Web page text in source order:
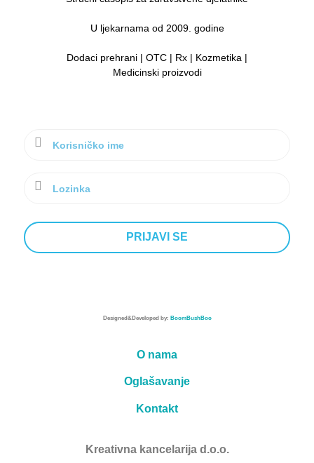
U ljekarnama od 2009. godine
Dodaci prehrani | OTC | Rx | Kozmetika |
Medicinski proizvodi
Designed&Developed by: BoomBushBoo
O nama
Oglašavanje
Kontakt
Kreativna kancelarija d.o.o.